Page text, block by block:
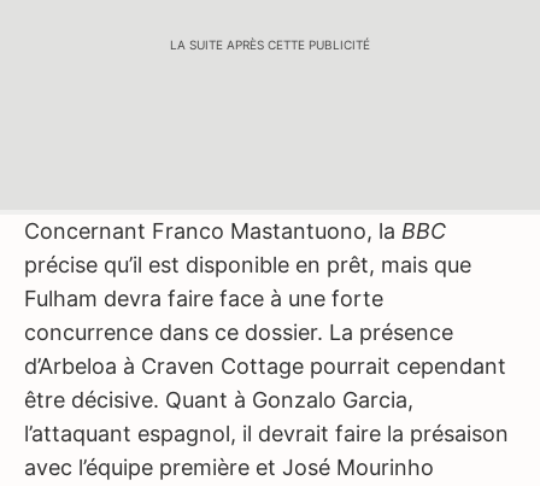
LA SUITE APRÈS CETTE PUBLICITÉ
Concernant Franco Mastantuono, la BBC
précise qu’il est disponible en prêt, mais que
Fulham devra faire face à une forte
concurrence dans ce dossier. La présence
d’Arbeloa à Craven Cottage pourrait cependant
être décisive. Quant à Gonzalo Garcia,
l’attaquant espagnol, il devrait faire la présaison
avec l’équipe première et José Mourinho